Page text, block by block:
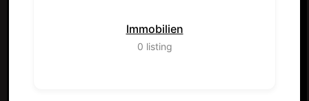
Immobilien
0 listing